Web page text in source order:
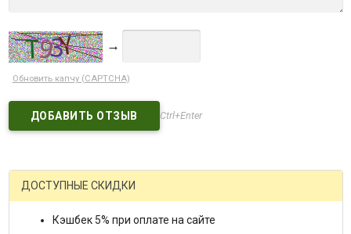
→
Обновить капчу (CAPTCHA)
Ctrl+Enter
ДОСТУПНЫЕ СКИДКИ
Кэшбек 5% при оплате на сайте